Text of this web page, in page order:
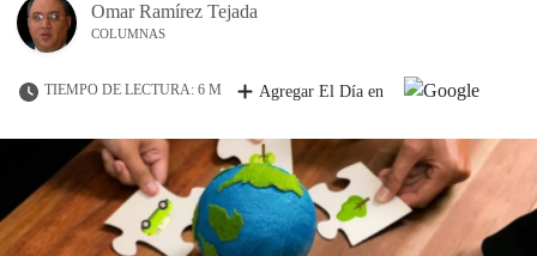
Omar Ramírez Tejada
COLUMNAS
TIEMPO DE LECTURA: 6 M Agregar El Día en